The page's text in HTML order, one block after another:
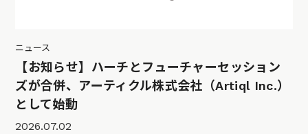
ニュース
【お知らせ】ハーチとフューチャーセッション
ズが合併、アーティクル株式会社（Artiql Inc.）
として始動
2026.07.02